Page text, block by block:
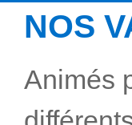
NOS
Animés